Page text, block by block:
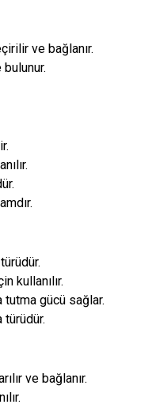
ve bağlanır.
kullanılır.
gücü sağlar.
türüdür.
ve bağlanır.